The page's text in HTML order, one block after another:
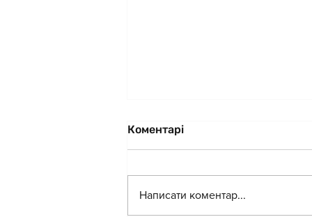
Коментарі
Написати коментар...